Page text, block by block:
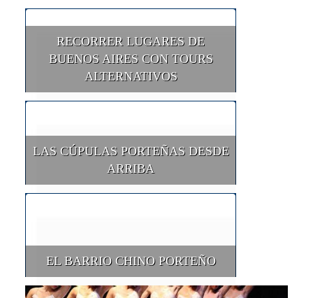
RECORRER LUGARES DE
BUENOS AIRES CON TOURS
ALTERNATIVOS
LAS CÚPULAS PORTEÑAS DESDE
ARRIBA
EL BARRIO CHINO PORTEÑO